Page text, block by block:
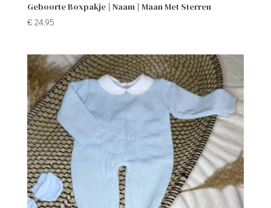
Geboorte Boxpakje | Naam | Maan Met Sterren
€ 24,95